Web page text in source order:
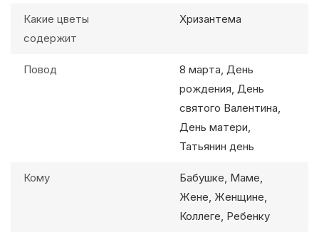
Какие цветы
содержит
Хризантема
Повод
8 марта, День
рождения, День
святого Валентина,
День матери,
Татьянин день
Кому
Бабушке, Маме,
Жене, Женщине,
Коллеге, Ребенку